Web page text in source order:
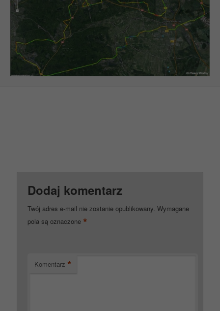
Dodaj komentarz
Twój adres e-mail nie zostanie opublikowany. Wymagane
pola są oznaczone *
Komentarz *